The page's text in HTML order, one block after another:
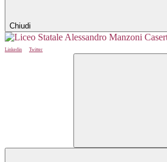
Chiudi
Linkedin
Twitter